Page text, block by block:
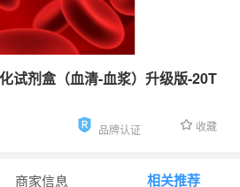
试剂盒（血清-血浆）升级版-20T
品牌认证 收藏
商家信息 相关推荐